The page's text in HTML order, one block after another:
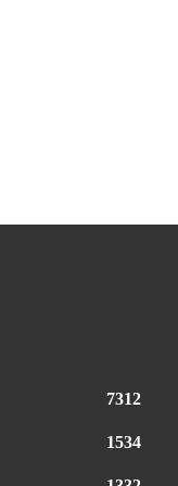
7312
1534